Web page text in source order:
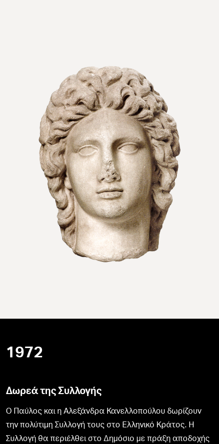
1972
Δωρεά της Συλλογής
Ο Παύλος και η Αλεξάνδρα Κανελλοπούλου δωρίζουν
την πολύτιμη Συλλογή τους στο Ελληνικό Κράτος. Η
Συλλογή θα περιέλθει στο Δημόσιο με πράξη αποδοχής